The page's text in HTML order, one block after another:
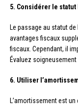
5. Considérer le statut
Le passage au statut
avantages fiscaux
fiscaux. Cependant, il
Évaluez
6. Utiliser
L’amortissement est